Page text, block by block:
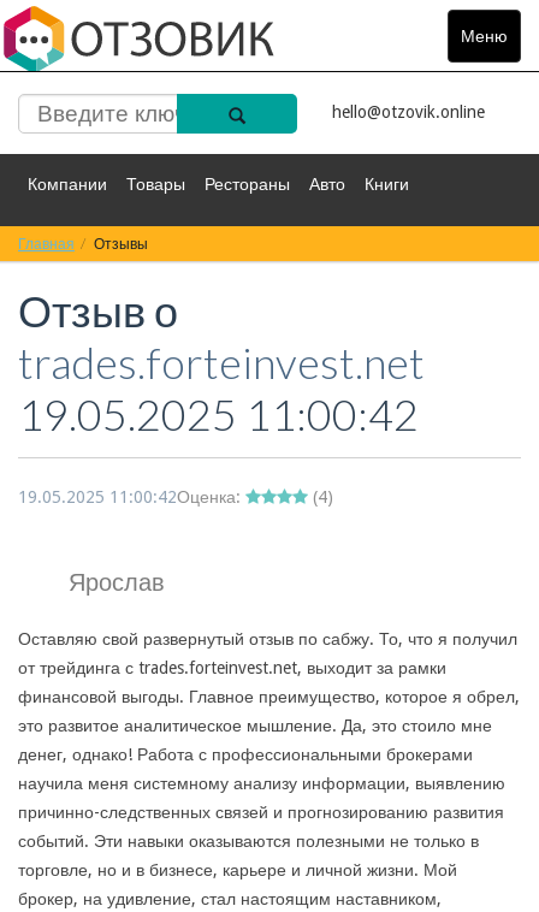
Меню
Toggle
hello@otzovik.online
Компании Товары Рестораны Авто Книги
Спорт Фильмы
Красота Здоровье
Главная Отзывы
Отзыв о
trades.forteinvest.net
19.05.2025 11:00:42
19.05.2025 11:00:42Оценка: (4)
Ярослав
Оставляю свой развернутый отзыв по сабжу. То, что я получил
от трейдинга с trades.forteinvest.net, выходит за рамки
финансовой выгоды. Главное преимущество, которое я обрел,
это развитое аналитическое мышление. Да, это стоило мне
денег, однако! Работа с профессиональными брокерами
научила меня системному анализу информации, выявлению
причинно-следственных связей и прогнозированию развития
событий. Эти навыки оказываются полезными не только в
торговле, но и в бизнесе, карьере и личной жизни. Мой
брокер, на удивление, стал настоящим наставником,